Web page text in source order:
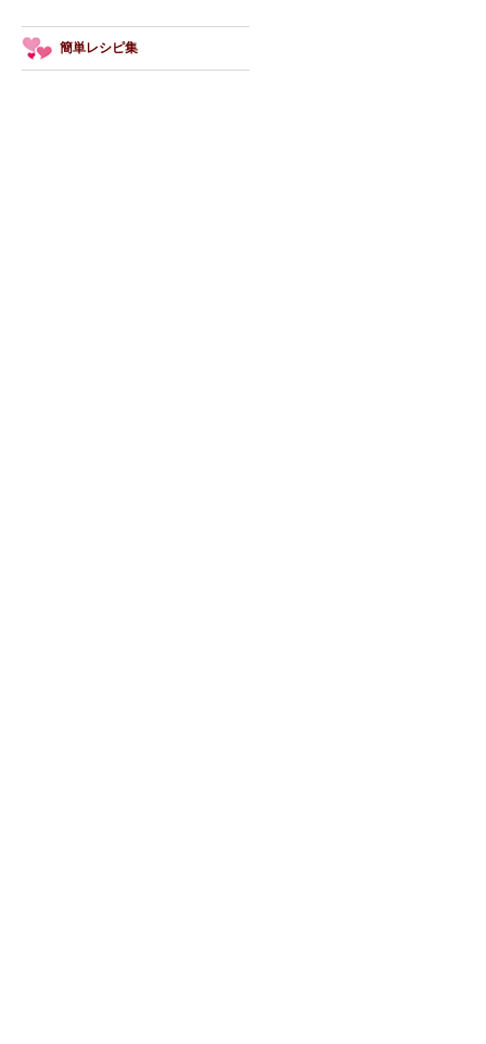
簡単レシピ集